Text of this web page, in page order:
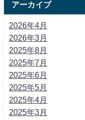
アーカイブ
2026年4月
2026年3月
2025年8月
2025年7月
2025年6月
2025年5月
2025年4月
2025年3月